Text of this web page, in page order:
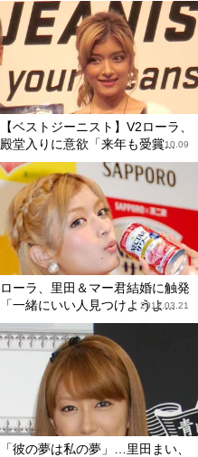
【ベストジーニスト】V2ローラ、
殿堂入りに意欲「来年も受賞...
2014.10.09
ローラ、里田＆マー君結婚に触発
「一緒にいい人見つけようよ...
2012.03.21
「彼の夢は私の夢」…里田まい、